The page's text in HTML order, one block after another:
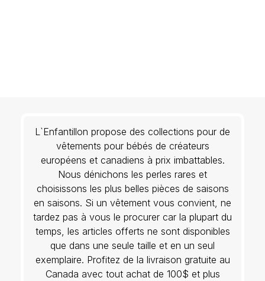
L`Enfantillon propose des collections pour de
vêtements pour bébés de créateurs
européens et canadiens à prix imbattables.
Nous dénichons les perles rares et
choisissons les plus belles pièces de saisons
en saisons. Si un vêtement vous convient, ne
tardez pas à vous le procurer car la plupart du
temps, les articles offerts ne sont disponibles
que dans une seule taille et en un seul
exemplaire. Profitez de la livraison gratuite au
Canada avec tout achat de 100$ et plus